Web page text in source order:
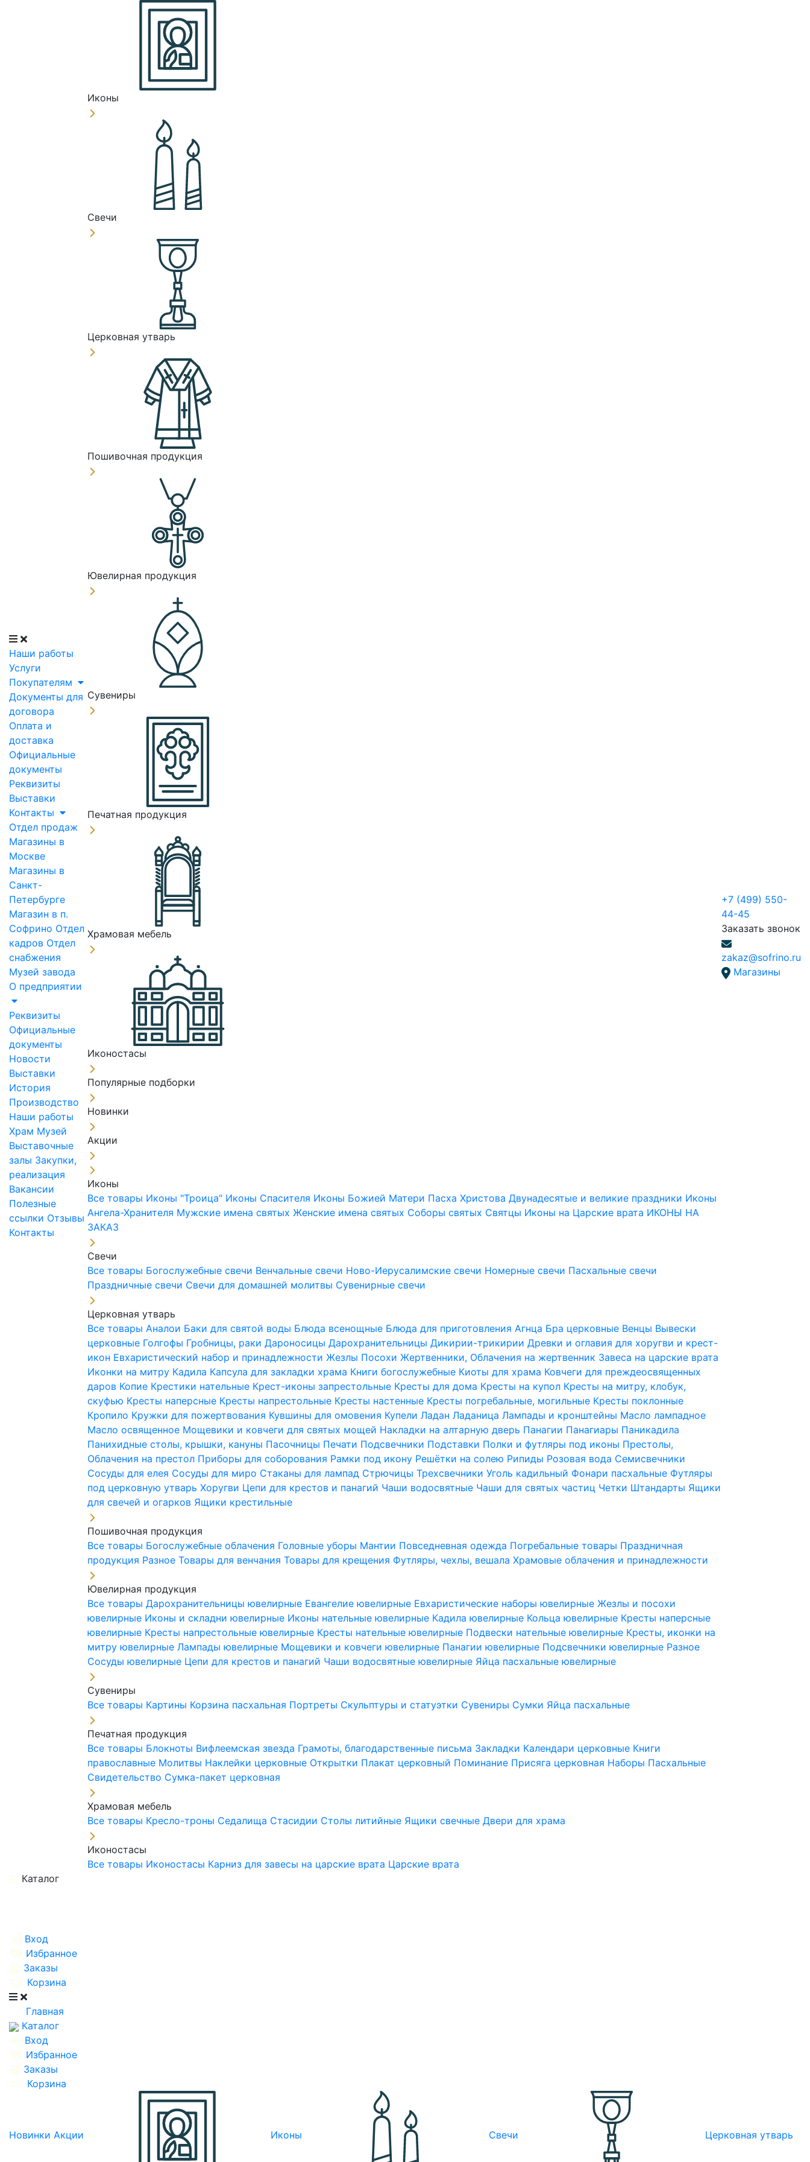
Наши работы
Услуги
Покупателям
Документы для
договора
Оплата и
доставка
Официальные
документы
Реквизиты
Выставки
Контакты
Отдел продаж
Магазины в
Москве
Магазины в
Санкт-
Петербурге
Магазин в п.
Софрино Отдел
кадров Отдел
снабжения
Музей завода
О предприятии
Реквизиты
Официальные
документы
Новости
Выставки
История
Производство
Наши работы
Храм Музей
Выставочные
залы Закупки,
реализация
Вакансии
Полезные
ссылки Отзывы
Контакты
Иконы
Свечи
Церковная утварь
Пошивочная продукция
Ювелирная продукция
Сувениры
Печатная продукция
Храмовая мебель
Иконостасы
Популярные подборки
Новинки
Акции
Иконы
Все товары Иконы "Троица" Иконы Спасителя Иконы Божией Матери Пасха ХристоваДвунадесятые и великие праздники Иконы
Ангела-Хранителя Мужские имена святыхЖенские имена святых Соборы святых Святцы Иконы на Царские врата ИКОНЫ НА
ЗАКАЗ
Свечи
Все товары Богослужебные свечи Венчальные свечи Ново-Иерусалимские свечи Номерные свечи Пасхальные свечи
Праздничные свечи Свечи для домашней молитвы Сувенирные свечи
Церковная утварь
Все товарыАналои Баки для святой воды Блюда всенощные Блюда для приготовления Агнца Бра церковные Венцы Вывески
церковные Голгофы Гробницы, ракиДароносицыДарохранительницыДикирии-трикирииДревки и оглавия для хоругви и крест-
икон Евхаристический набор и принадлежностиЖезлы ПосохиЖертвенники, Облачения на жертвенник Завеса на царские врата
Иконки на митру Кадила Капсула для закладки храма Книги богослужебные Киоты для храма Ковчеги для преждеосвященных
даров Копие Крестики нательные Крест-иконы запрестольные Кресты для дома Кресты на купол Кресты на митру, клобук,
скуфью Кресты наперсные Кресты напрестольные Кресты настенные Кресты погребальные, могильные Кресты поклонные
Кропило Кружки для пожертвования Кувшины для омовения КупелиЛаданЛаданицаЛампады и кронштейны Масло лампадное
Масло освященное Мощевики и ковчеги для святых мощей Накладки на алтарную дверь Панагии Панагиары Паникадила
Панихидные столы, крышки, кануны Пасочницы Печати Подсвечники Подставки Полки и футляры под иконы Престолы,
Облачения на престол Приборы для соборования Рамки под икону Решётки на солею Рипиды Розовая вода Семисвечники
Сосуды для елея Сосуды для миро Стаканы для лампад СтрючицыТрехсвечникиУголь кадильный Фонари пасхальные Футляры
под церковную утварьХоругви Цепи для крестов и панагий Чаши водосвятные Чаши для святых частиц Четки Штандарты Ящики
для свечей и огарков Ящики крестильные
Пошивочная продукция
Все товары Богослужебные облачения Головные уборы Мантии Повседневная одежда Погребальные товары Праздничная
продукция РазноеТовары для венчанияТовары для крещения Футляры, чехлы, вешалаХрамовые облачения и принадлежности
Ювелирная продукция
Все товарыДарохранительницы ювелирные Евангелие ювелирные Евхаристические наборы ювелирныеЖезлы и посохи
ювелирные Иконы и складни ювелирные Иконы нательные ювелирные Кадила ювелирные Кольца ювелирные Кресты наперсные
ювелирные Кресты напрестольные ювелирные Кресты нательные ювелирные Подвески нательные ювелирные Кресты, иконки на
митру ювелирныеЛампады ювелирные Мощевики и ковчеги ювелирные Панагии ювелирные Подсвечники ювелирные Разное
Сосуды ювелирные Цепи для крестов и панагий Чаши водосвятные ювелирные Яйца пасхальные ювелирные
Сувениры
Все товары Картины Корзина пасхальная Портреты Скульптуры и статуэтки Сувениры Сумки Яйца пасхальные
Печатная продукция
Все товары Блокноты Вифлеемская звезда Грамоты, благодарственные письма Закладки Календари церковные Книги
православные Молитвы Наклейки церковные Открытки Плакат церковный Поминание Присяга церковная Наборы Пасхальные
Свидетельство Сумка-пакет церковная
Храмовая мебель
Все товары Кресло-троны Седалища Стасидии Столы литийные Ящики свечныеДвери для храма
Иконостасы
Все товары Иконостасы Карниз для завесы на царские врата Царские врата
+7 (499) 550-
44-45
Заказать звонок
zakaz@sofrino.ru
Магазины
Каталог
Вход
Избранное
Заказы
Корзина
Главная
Каталог
Вход
Избранное
Заказы
Корзина
Новинки Акции Иконы Свечи Церковная утварь